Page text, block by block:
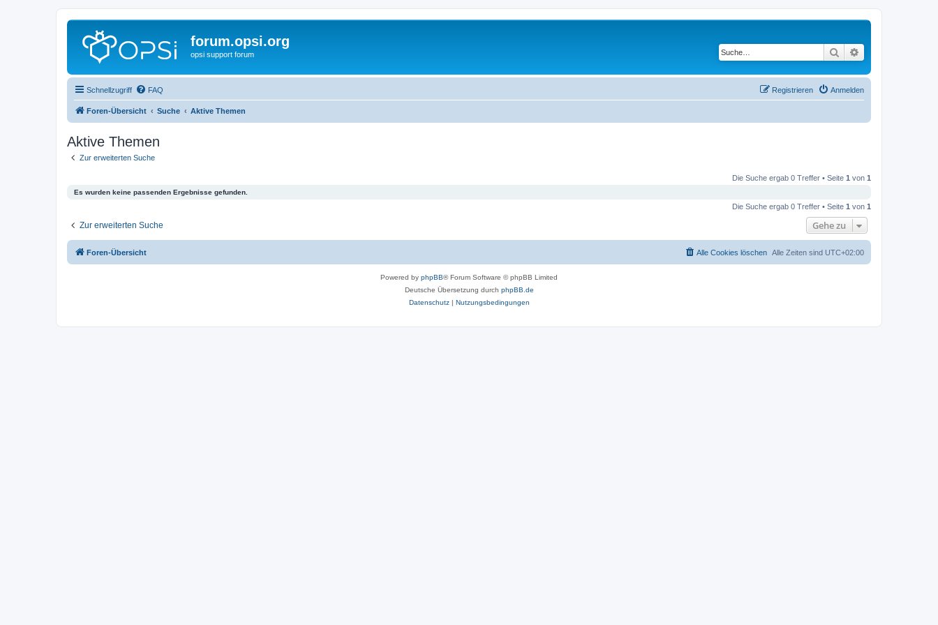
forum.opsi.org
opsi support forum Suche
Schnellzugriff FAQ Anmelden
Registrieren
Foren-Übersicht Suche Aktive Themen
Aktive Themen
Zur erweiterten Suche
Die Suche ergab 0 Treffer • Seite 1 von 1
Es wurden keine passenden Ergebnisse gefunden.
Die Suche ergab 0 Treffer • Seite 1 von 1
Zur erweiterten Suche Gehe zu
Foren-Übersicht Alle Zeiten sind UTC+02:00
Alle Cookies löschen
Powered by phpBB® Forum Software © phpBB Limited
Deutsche Übersetzung durch phpBB.de
Datenschutz| Nutzungsbedingungen